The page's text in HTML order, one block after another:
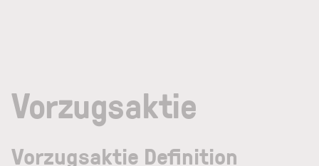
Vorzugsaktie
Vorzugsaktie Definition